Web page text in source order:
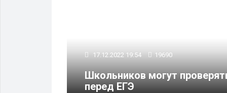
17.12.2022 19:54 19690
Школьников могут
перед ЕГЭ